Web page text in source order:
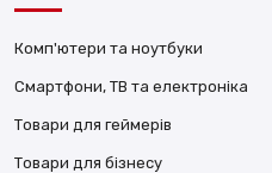
Комп'ютери та ноутбуки
Смартфони, ТВ та електроніка
Товари для геймерів
Товари для бізнесу